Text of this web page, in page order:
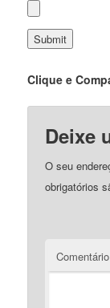
Clique e
Deixe
O seu
obrigatórios
Comentário